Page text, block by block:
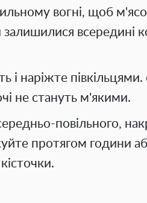
вогні, щоб
залишилися всередині
і наріжте
не стануть м'якими.
повільного,
протягом години